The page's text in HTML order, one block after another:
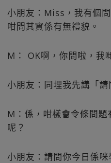
小朋友：Miss，我有個
咁問其實係有無禮貌。
M： OK啊，你問啦，我
小朋友：同埋我先講「
M：係，咁樣會令條問
呢？
小朋友：請問你今日係咪